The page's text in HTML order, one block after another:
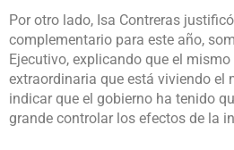
Por otro lado, Isa Contreras
complementario para este año,
Ejecutivo, explicando que el
extraordinaria que está viviendo el
indicar que el gobierno ha tenido
grande controlar los efectos de la